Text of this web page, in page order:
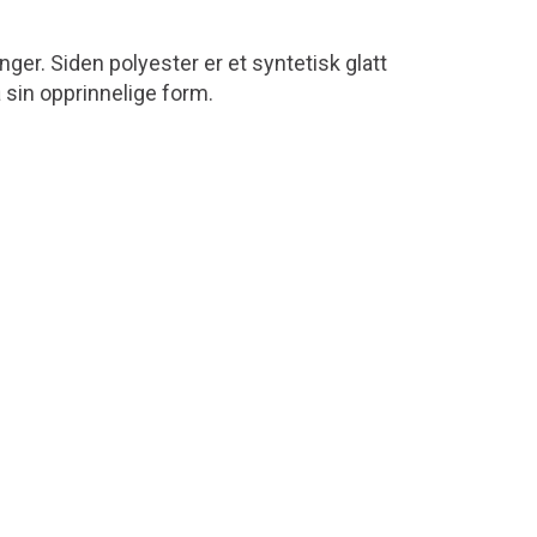
Siden polyester er et syntetisk glatt
opprinnelige form.